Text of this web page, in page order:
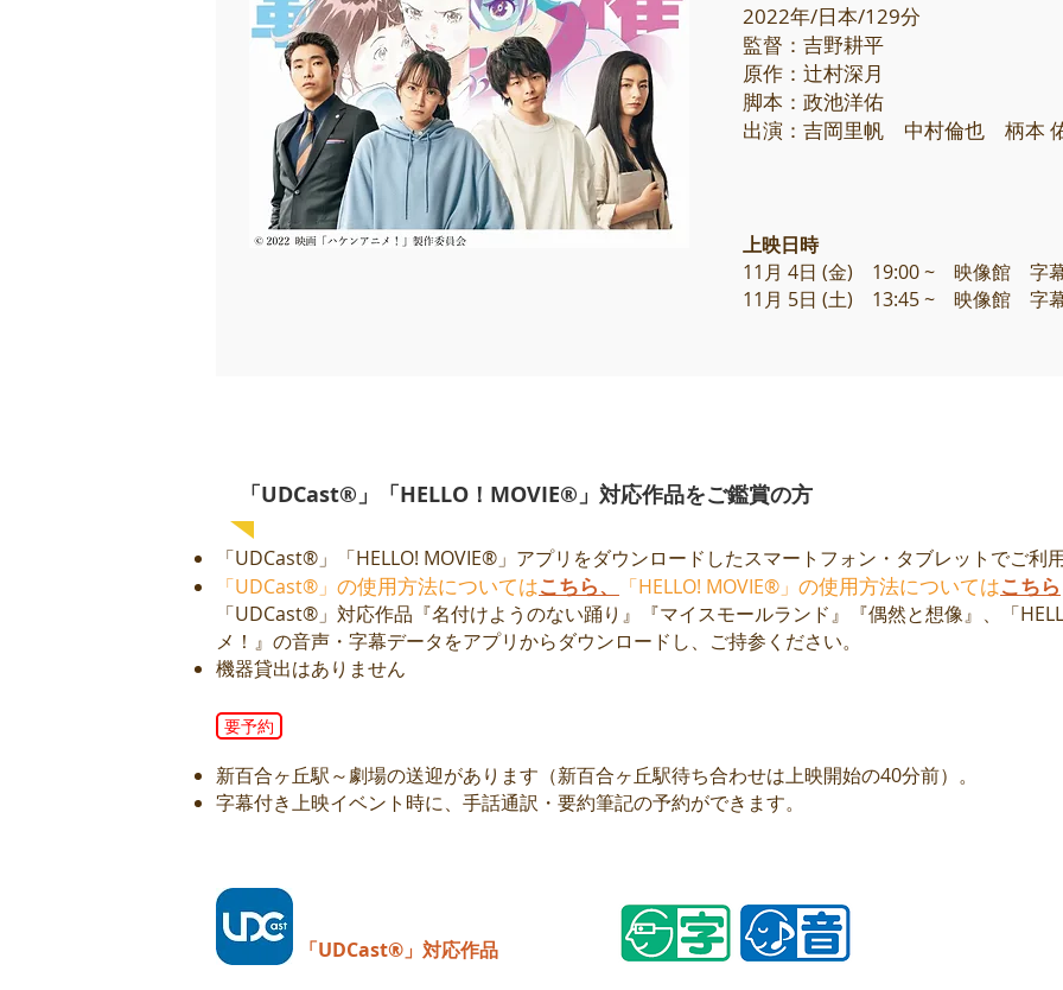
2022年/日本/129分
監督：吉野耕平
原作：辻村深月
脚本：政池洋佑
出演：吉岡里帆 中村倫也 柄本
上映日時
11月 4日 (金) 19:00 ~ 映像館
11月 5日 (土) 13:45 ~ 映像館
「UDCast®」「HELLO！MOVIE®」対応作品をご鑑賞の方
「UDCast®」「HELLO! MOVIE®」 アプリをダウンロードしたスマートフォン・タブレットでご利
「UDCast®」 の使用方法についてはこちら、 「HELLO! MOVIE®」 の使用方法についてはこちら
「UDCast®」対応作品『名付けようのない踊り』『マイスモールランド』『偶然と想像』、「
メ！』の音声・字幕データをアプリからダウンロードし、ご持参ください。
機器貸出はありません
要予約
新百合ヶ丘駅～劇場の送迎があります（新百合ヶ丘駅待ち合わせは上映開始の40分前）。
字幕付き上映イベント時に、手話通訳・要約筆記の予約ができます。
「UDCast®」対応作品